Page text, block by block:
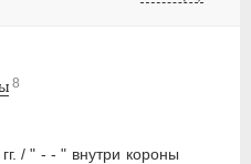
/ " - - " внутри короны
8